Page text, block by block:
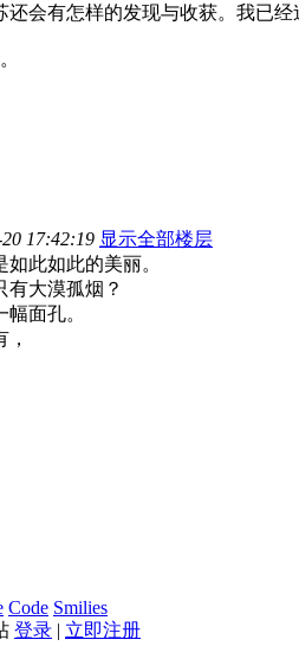
会有怎样的发现与收获。我已经
17:42:19 显示全部楼层
此如此的美丽。
有大漠孤烟？
面孔。
Code Smilies
登录 | 立即注册